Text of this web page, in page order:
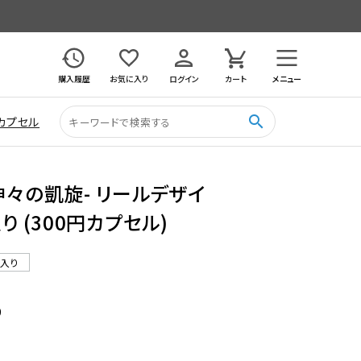
購入履歴 お気に入り ログイン カート メニュー
プセル search
々の凱旋- リールデザイ
(300円カプセル)
り